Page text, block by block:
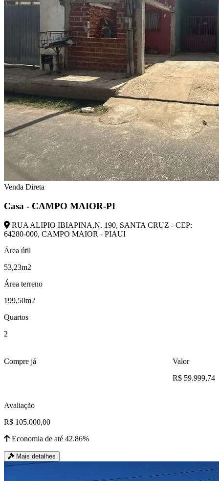
Venda Direta
Casa - CAMPO MAIOR-PI
RUA ALIPIO IBIAPINA,N. 190, SANTA CRUZ - CEP:
64280-000, CAMPO MAIOR - PIAUI
Área útil
53,23m2
Área terreno
199,50m2
Quartos
2
Compre já
Valor
R$ 59.999,74
Avaliação
R$ 105.000,00
Economia de até 42.86%
Mais detalhes